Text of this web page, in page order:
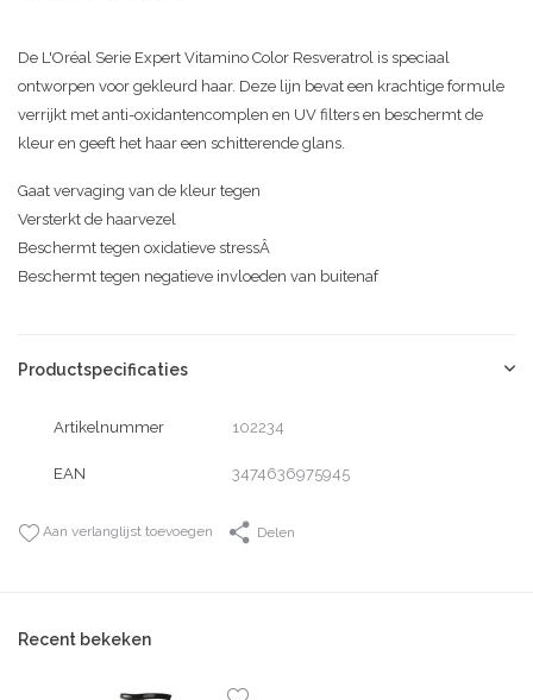
De L'Oréal Serie Expert Vitamino Color Resveratrol is speciaal
ontworpen voor gekleurd haar. Deze lijn bevat een krachtige formule
verrijkt met anti-oxidantencomplen en UV filters en beschermt de
kleur en geeft het haar een schitterende glans.
Gaat vervaging van de kleur tegen
Versterkt de haarvezel
Beschermt tegen oxidatieve stressÂ
Beschermt tegen negatieve invloeden van buitenaf
Productspecificaties
Artikelnummer 102234
EAN 3474636975945
Aan verlanglijst toevoegen Delen
Recent bekeken